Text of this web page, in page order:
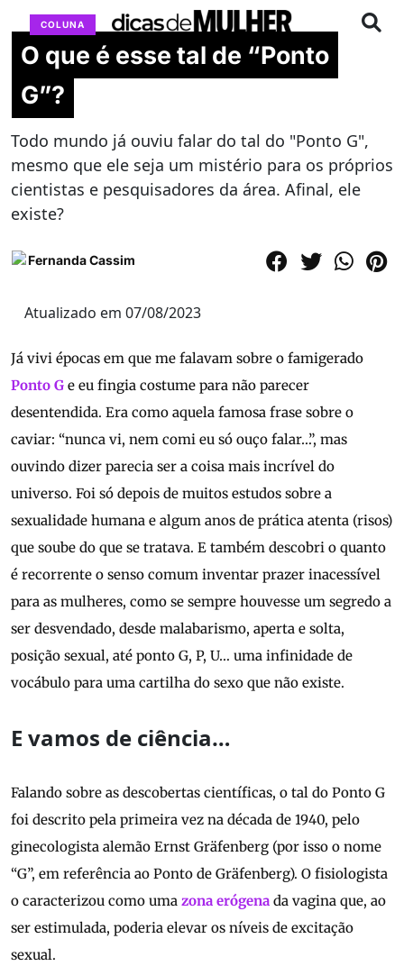
COLUNA
O que é esse tal de “Ponto
G”?
Todo mundo já ouviu falar do tal do "Ponto G",
mesmo que ele seja um mistério para os próprios
cientistas e pesquisadores da área. Afinal, ele
existe?
Fernanda Cassim
Atualizado em 07/08/2023
Já vivi épocas em que me falavam sobre o famigerado
Ponto G e eu fingia costume para não parecer
desentendida. Era como aquela famosa frase sobre o
caviar: “nunca vi, nem comi eu só ouço falar…”, mas
ouvindo dizer parecia ser a coisa mais incrível do
universo. Foi só depois de muitos estudos sobre a
sexualidade humana e algum anos de prática atenta (risos)
que soube do que se tratava. E também descobri o quanto
é recorrente o senso comum inventar prazer inacessível
para as mulheres, como se sempre houvesse um segredo a
ser desvendado, desde malabarismo, aperta e solta,
posição sexual, até ponto G, P, U… uma infinidade de
vocábulo para uma cartilha do sexo que não existe.
E vamos de ciência…
Falando sobre as descobertas científicas, o tal do Ponto G
foi descrito pela primeira vez na década de 1940, pelo
ginecologista alemão Ernst Gräfenberg (por isso o nome
“G”, em referência ao Ponto de Gräfenberg). O fisiologista
o caracterizou como uma zona erógena da vagina que, ao
ser estimulada, poderia elevar os níveis de excitação
sexual.